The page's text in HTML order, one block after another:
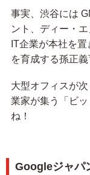
事実、渋谷には
ント、ディー・
IT企業が本社を
を育成する孫正
大型オフィスが
業家が集う「ビ
ね！
Googleジャパ